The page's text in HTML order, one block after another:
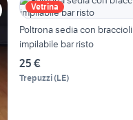
Vetrina
Poltrona sedia con braccioli
impilabile bar risto
25 €
Trepuzzi(LE)